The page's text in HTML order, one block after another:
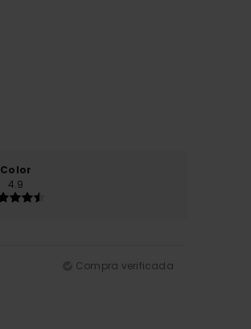
Color
4.9
Compra verificada